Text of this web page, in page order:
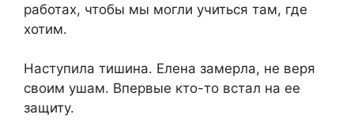
работах, чтобы мы могли учиться там, где
хотим.
Наступила тишина. Елена замерла, не веря
своим ушам. Впервые кто-то встал на ее
защиту.